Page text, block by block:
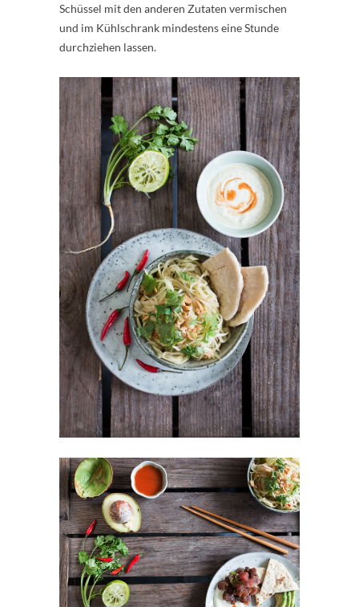
Schüssel mit den anderen Zutaten vermischen
und im Kühlschrank mindestens eine Stunde
durchziehen lassen.